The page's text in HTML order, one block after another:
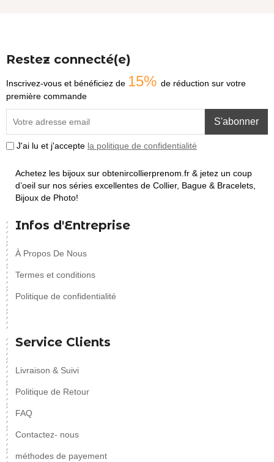
Restez connecté(e)
Inscrivez-vous et bénéficiez de 15% de réduction sur votre
première commande
S'abonner
J'ai lu et j'accepte la politique de confidentialité
Achetez les bijoux sur obtenircollierprenom.fr & jetez un coup
d’oeil sur nos séries excellentes de Collier, Bague & Bracelets,
Bijoux de Photo!
Infos d'Entreprise
À Propos De Nous
Termes et conditions
Politique de confidentialité
Service Clients
Livraison & Suivi
Politique de Retour
FAQ
Contactez- nous
méthodes de payement